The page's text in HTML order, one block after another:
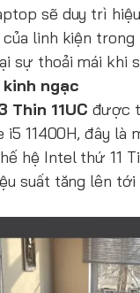
sẽ duy trì
linh kiện trong
sự thoải mái khi
kinh ngạc
Thin 11UC được
11400H, đây là
hệ Intel thứ 11
suất tăng lên